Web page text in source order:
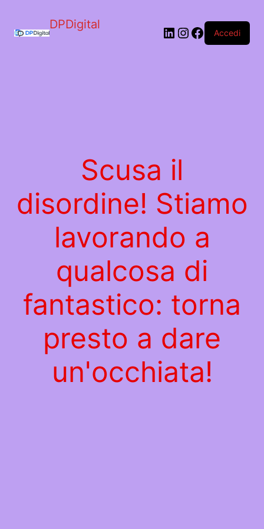
DPDigital LinkedIn
Instagram
Facebook
Accedi
Scusa il
disordine! Stiamo
lavorando a
qualcosa di
fantastico: torna
presto a dare
un'occhiata!